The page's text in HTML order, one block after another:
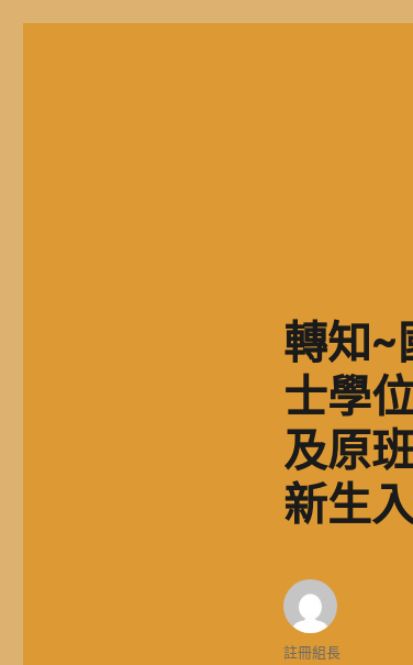
轉知~
士學
及原
新生
作
註冊組長